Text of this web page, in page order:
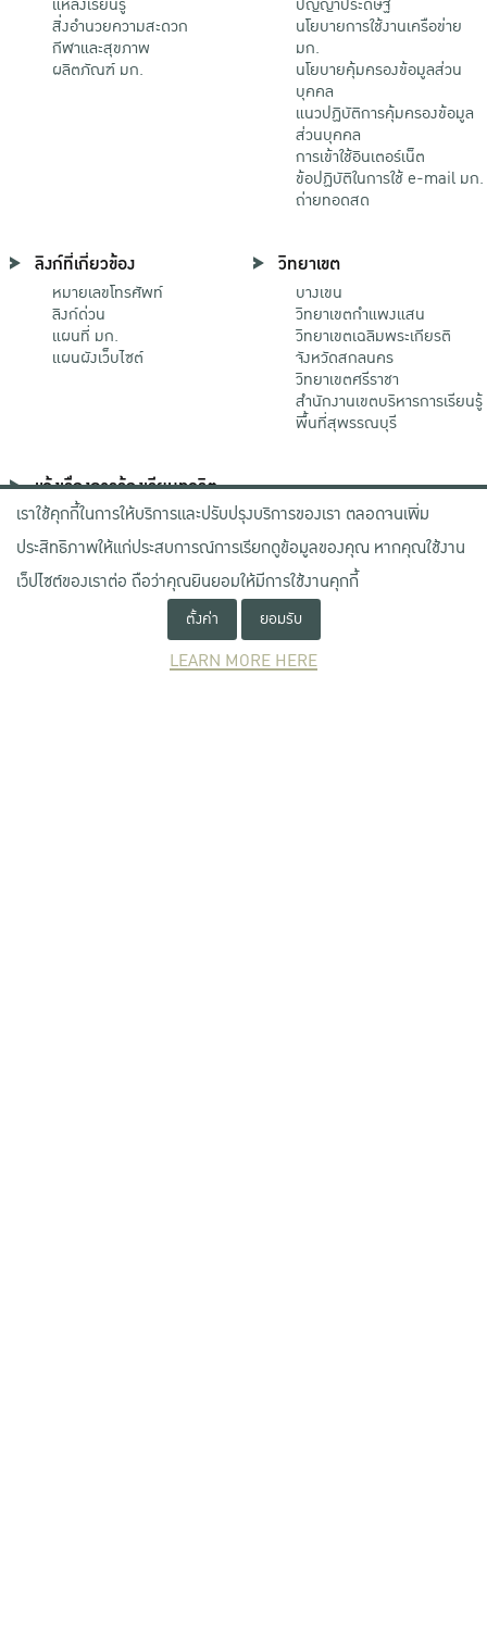
สิ่งอำนวยความสะดวก
กีฬาและสุขภาพ
ผลิตภัณฑ์ มก.
นโยบายการใช้งานเครือข่าย
มก.
นโยบายคุ้มครองข้อมูลส่วน
บุคคล
แนวปฏิบัติการคุ้มครองข้อมูล
ส่วนบุคคล
การเข้าใช้อินเตอร์เน็ต
ข้อปฏิบัติในการใช้ e-mail มก.
ถ่ายทอดสด
ลิงก์ที่เกี่ยวข้อง
หมายเลขโทรศัพท์
ลิงก์ด่วน
แผนที่ มก.
แผนผังเว็บไซต์
วิทยาเขต
บางเขน
วิทยาเขตกําแพงแสน
วิทยาเขตเฉลิมพระเกียรติ
จังหวัดสกลนคร
วิทยาเขตศรีราชา
สำนักงานเขตบริหารการเรียนรู้
พื้นที่สุพรรณบุรี
แจ้งเรื่องการร้องเรียนทุจริต
ช่องทางมหาวิทยาลัย
เกษตรศาสตร์
ช่องทางสำนักงาน ป.ป.ช.
ช่องทางสำนักงาน ป.ป.ท.
NEWCOMER
เราใช้คุกกี้ในการให้บริการและปรับปรุงบริการของเรา ตลอดจนเพิ่ม
ประสิทธิภาพให้แก่ประสบการณ์การเรียกดูข้อมูลของคุณ หากคุณใช้งาน
เว็ปไซต์ของเราต่อ ถือว่าคุณยินยอมให้มีการใช้งานคุกกี้
ตั้งค่า ยอมรับ
LEARN MORE HERE